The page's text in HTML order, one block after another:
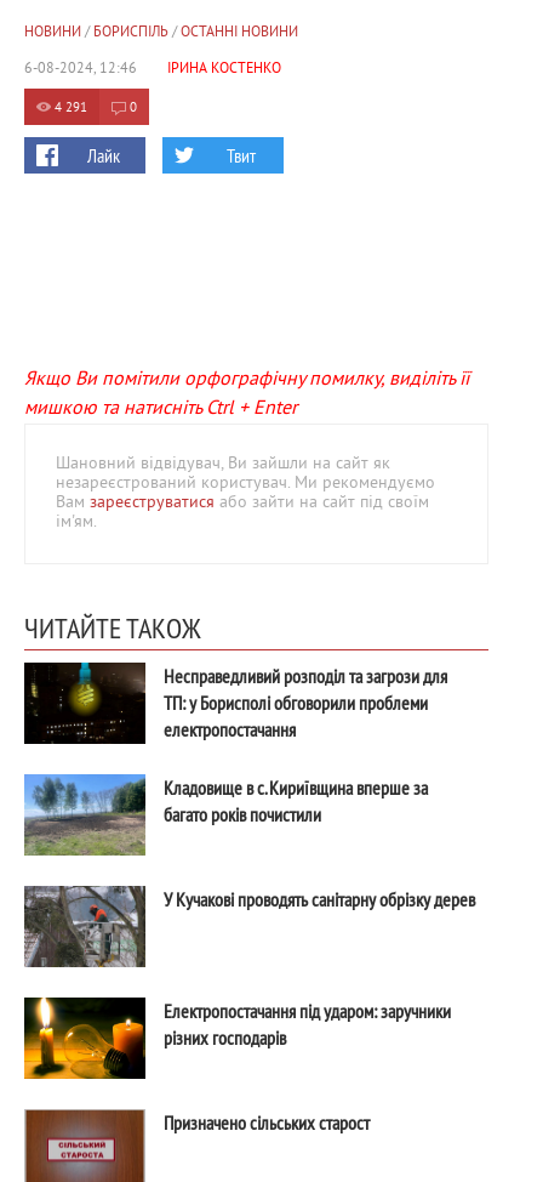
НОВИНИ/ БОРИСПІЛЬ/ ОСТАННІ НОВИНИ
6-08-2024, 12:46
ІРИНА КОСТЕНКО
4 291 0
Лайк Твит
Якщо Ви помітили орфографічну помилку, виділіть її
мишкою та натисніть Ctrl + Enter
Шановний відвідувач, Ви зайшли на сайт як
незареєстрований користувач. Ми рекомендуємо
Вам зареєструватися або зайти на сайт під своїм
ім'ям.
ЧИТАЙТЕ ТАКОЖ
Несправедливий розподіл та загрози для
ТП: у Борисполі обговорили проблеми
електропостачання
Кладовище в с. Кириївщина вперше за
багато років почистили
У Кучакові проводять санітарну обрізку дерев
Електропостачання під ударом: заручники
різних господарів
Призначено сільських старост